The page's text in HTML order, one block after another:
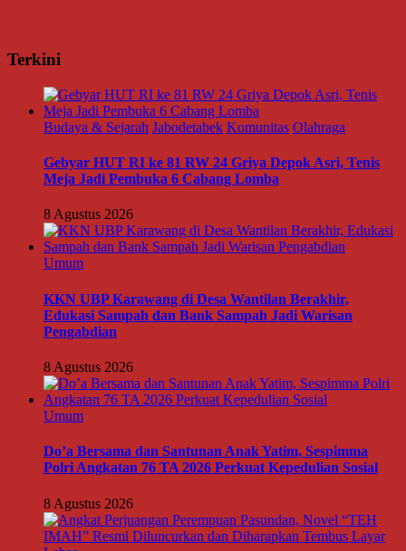
Terkini
Budaya & Sejarah Jabodetabek Komunitas Olahraga
Gebyar HUT RI ke 81 RW 24 Griya Depok Asri, Tenis
Meja Jadi Pembuka 6 Cabang Lomba
8 Agustus 2026
Umum
KKN UBP Karawang di Desa Wantilan Berakhir,
Edukasi Sampah dan Bank Sampah Jadi Warisan
Pengabdian
8 Agustus 2026
Umum
Do’a Bersama dan Santunan Anak Yatim, Sespimma
Polri Angkatan 76 TA 2026 Perkuat Kepedulian Sosial
8 Agustus 2026